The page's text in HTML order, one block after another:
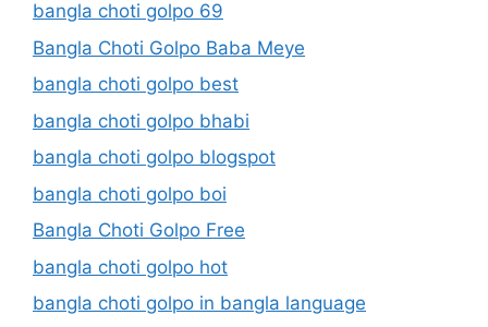
bangla choti golpo 69
Bangla Choti Golpo Baba Meye
bangla choti golpo best
bangla choti golpo bhabi
bangla choti golpo blogspot
bangla choti golpo boi
Bangla Choti Golpo Free
bangla choti golpo hot
bangla choti golpo in bangla language